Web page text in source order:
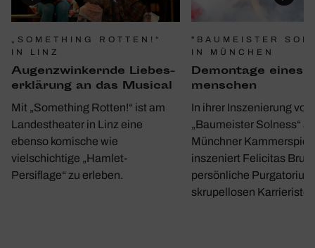
„SOMETHING ROTTEN!“
IN LINZ
Augen­zwin­kernde Liebes­
er­klä­rung an das Musical
Mit „Something Rotten!“ ist am
Landestheater in Linz eine
ebenso komische wie
vielschichtige „Hamlet-
Persiflage“ zu erleben.
"BAUMEISTER
IN MÜNCHEN
Demon­tage eines
men­schen
In ihrer Inszenierung von
„Baumeister Solness“
Münchner
inszeniert Felicitas
persönliche
skrupellosen